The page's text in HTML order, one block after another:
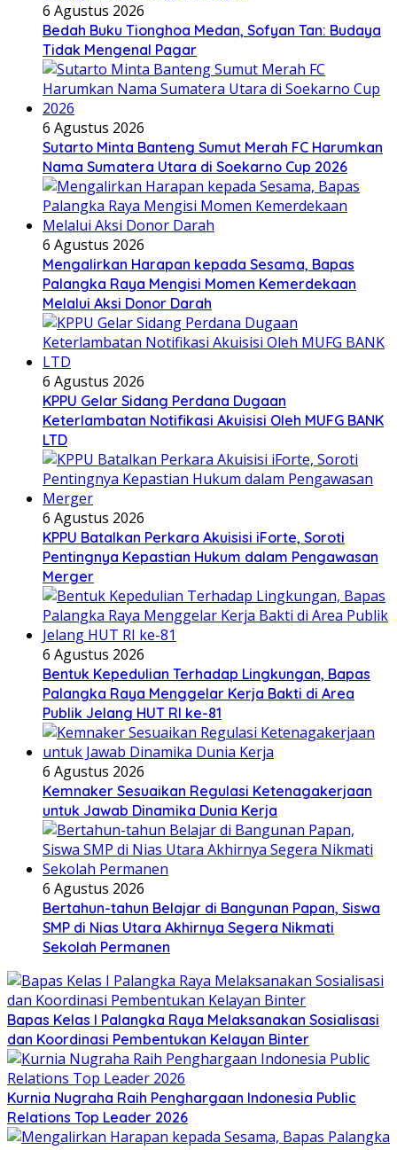
6 Agustus 2026
Bedah Buku Tionghoa Medan, Sofyan Tan: Budaya
Tidak Mengenal Pagar
6 Agustus 2026
Sutarto Minta Banteng Sumut Merah FC Harumkan
Nama Sumatera Utara di Soekarno Cup 2026
6 Agustus 2026
Mengalirkan Harapan kepada Sesama, Bapas
Palangka Raya Mengisi Momen Kemerdekaan
Melalui Aksi Donor Darah
6 Agustus 2026
KPPU Gelar Sidang Perdana Dugaan
Keterlambatan Notifikasi Akuisisi Oleh MUFG BANK
LTD
6 Agustus 2026
KPPU Batalkan Perkara Akuisisi iForte, Soroti
Pentingnya Kepastian Hukum dalam Pengawasan
Merger
6 Agustus 2026
Bentuk Kepedulian Terhadap Lingkungan, Bapas
Palangka Raya Menggelar Kerja Bakti di Area
Publik Jelang HUT RI ke-81
6 Agustus 2026
Kemnaker Sesuaikan Regulasi Ketenagakerjaan
untuk Jawab Dinamika Dunia Kerja
6 Agustus 2026
Bertahun-tahun Belajar di Bangunan Papan, Siswa
SMP di Nias Utara Akhirnya Segera Nikmati
Sekolah Permanen
Bapas Kelas I Palangka Raya Melaksanakan Sosialisasi
dan Koordinasi Pembentukan Kelayan Binter
Kurnia Nugraha Raih Penghargaan Indonesia Public
Relations Top Leader 2026